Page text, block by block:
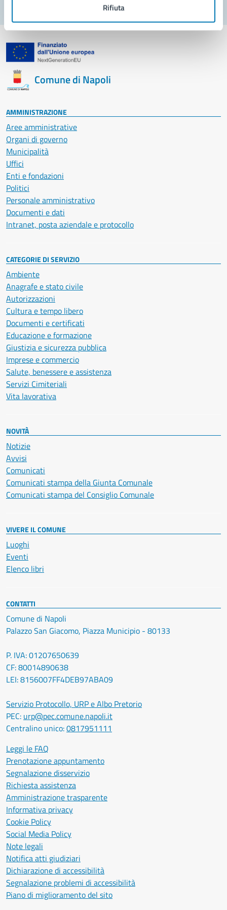
Rifiuta
Comune di Napoli
AMMINISTRAZIONE
Aree amministrative
Organi di governo
Municipalità
Uffici
Enti e fondazioni
Politici
Personale amministrativo
Documenti e dati
Intranet, posta aziendale e protocollo
CATEGORIE DI SERVIZIO
Ambiente
Anagrafe e stato civile
Autorizzazioni
Cultura e tempo libero
Documenti e certificati
Educazione e formazione
Giustizia e sicurezza pubblica
Imprese e commercio
Salute, benessere e assistenza
Servizi Cimiteriali
Vita lavorativa
NOVITÀ
Notizie
Avvisi
Comunicati
Comunicati stampa della Giunta Comunale
Comunicati stampa del Consiglio Comunale
VIVERE IL COMUNE
Luoghi
Eventi
Elenco libri
CONTATTI
Comune di Napoli
Palazzo San Giacomo, Piazza Municipio - 80133
P. IVA: 01207650639
CF: 80014890638
LEI: 8156007FF4DEB97ABA09
Servizio Protocollo, URP e Albo Pretorio
PEC: urp@pec.comune.napoli.it
Centralino unico:0817951111
Leggi le FAQ
Prenotazione appuntamento
Segnalazione disservizio
Richiesta assistenza
Amministrazione trasparente
Informativa privacy
Cookie Policy
Social Media Policy
Note legali
Notifica atti giudiziari
Dichiarazione di accessibilità
Segnalazione problemi di accessibilità
Piano di miglioramento del sito